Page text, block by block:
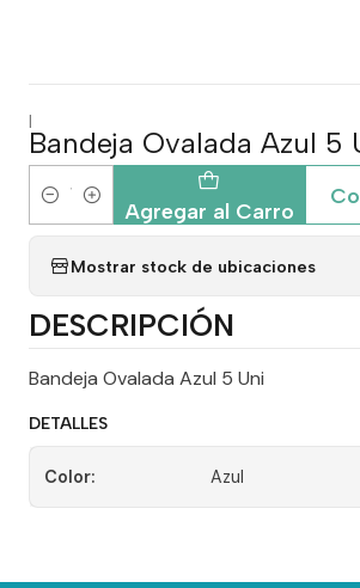
|
Bandeja Ovalada Azul 5
Cantidad Agregar al Carro
Mostrar stock de ubicaciones
DESCRIPCIÓN
Bandeja Ovalada Azul 5 Uni
DETALLES
Color: Azul